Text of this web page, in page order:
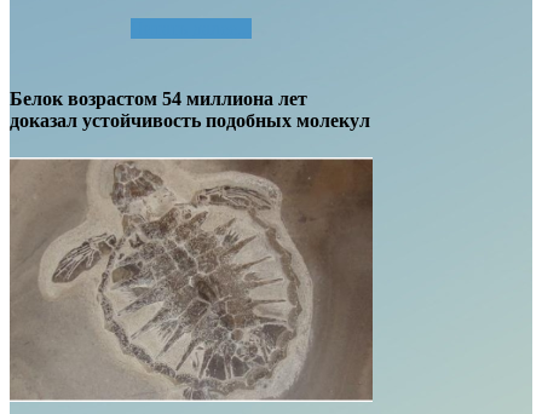
Белок возрастом 54 миллиона лет
доказал устойчивость подобных молекул